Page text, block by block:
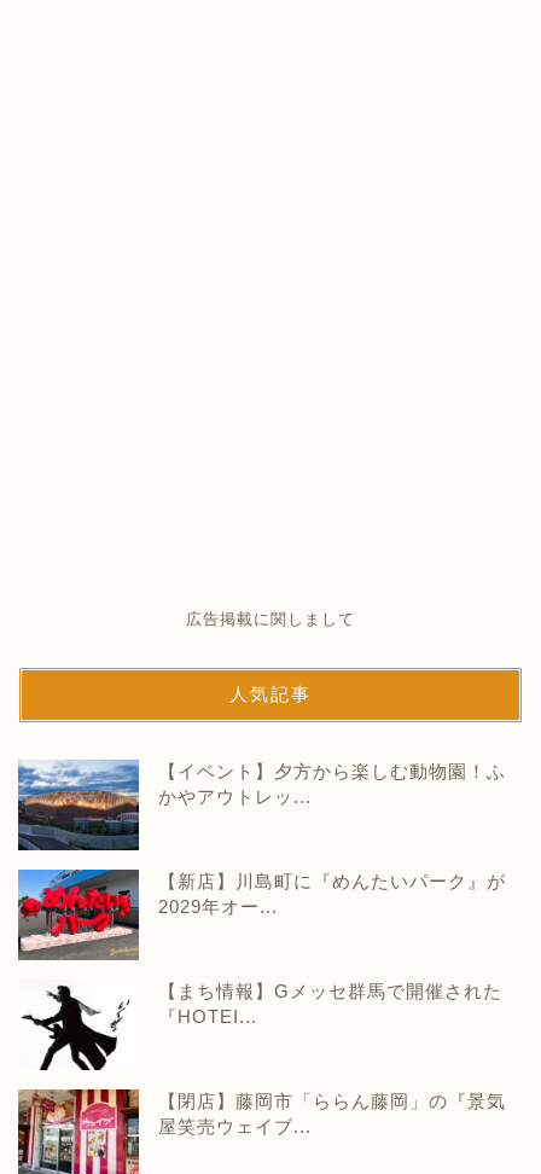
広告掲載に関しまして
人気記事
【イベント】夕方から楽しむ動物園！ふ
かやアウトレッ...
【新店】川島町に『めんたいパーク』が
2029年オー...
【まち情報】Gメッセ群馬で開催された
『HOTEI...
【閉店】藤岡市「ららん藤岡」の『景気
屋笑売ウェイブ...